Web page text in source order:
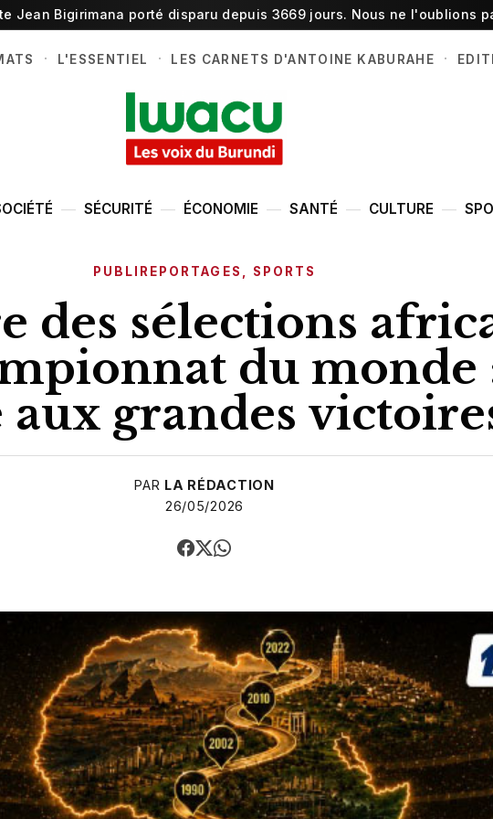
Jean Bigirimana porté disparu depuis 3669 jours. Nous ne l'oublions
· L'ESSENTIEL · LES CARNETS D'ANTOINE KABURAHE ·
SÉCURITÉ ÉCONOMIE SANTÉ CULTURE
PUBLIREPORTAGES SPORTS
des sélections
du monde
aux grandes
PAR LA RÉDACTION
26/05/2026